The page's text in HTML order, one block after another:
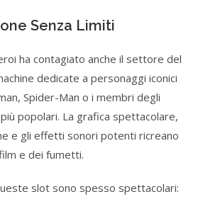
Senza Limiti
ha contagiato anche il settore del
dedicate a personaggi iconici
Spider-Man o i membri degli
popolari. La grafica spettacolare,
e gli effetti sonori potenti ricreano
e dei fumetti.
slot sono spesso spettacolari: